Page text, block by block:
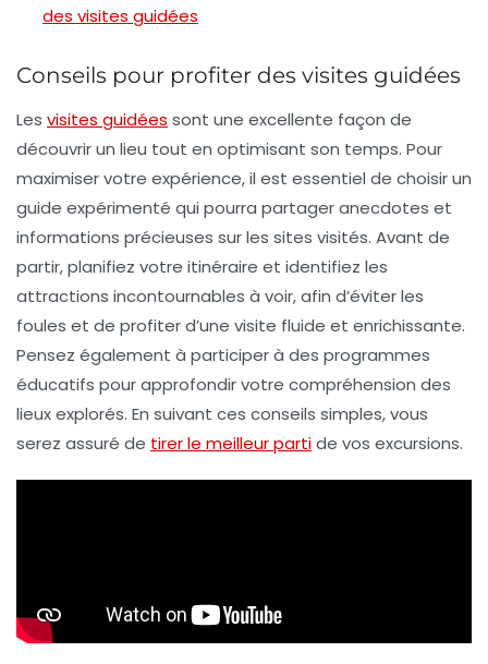
des visites guidées
Conseils pour profiter des visites guidées
Les visites guidées sont une excellente façon de
découvrir un lieu tout en optimisant son temps. Pour
maximiser votre expérience, il est essentiel de choisir un
guide expérimenté qui pourra partageranecdotes et
informations précieuses sur les sites visités. Avant de
partir, planifiez votre itinéraire et identifiez les
attractions incontournables à voir, afin d’éviter les
foules et de profiter d’une visite fluide et enrichissante.
Pensez également à participer à des programmes
éducatifs pour approfondir votre compréhension des
lieux explorés. En suivant ces conseils simples, vous
serez assuré de tirer le meilleur partide vos excursions.